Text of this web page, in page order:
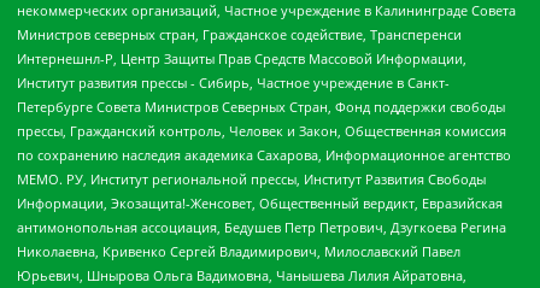
некоммерческих организаций, Частное учреждение в Калининграде Совета
Министров северных стран, Гражданское содействие, Трансперенси
Интернешнл-Р, Центр Защиты Прав Средств Массовой Информации,
Институт развития прессы - Сибирь, Частное учреждение в Санкт-
Петербурге Совета Министров Северных Стран, Фонд поддержки свободы
прессы, Гражданский контроль, Человек и Закон, Общественная комиссия
по сохранению наследия академика Сахарова, Информационное агентство
МЕМО. РУ, Институт региональной прессы, Институт Развития Свободы
Информации, Экозащита!-Женсовет, Общественный вердикт, Евразийская
антимонопольная ассоциация, Бедушев Петр Петрович, Дзугкоева Регина
Николаевна, Кривенко Сергей Владимирович, Милославский Павел
Юрьевич, Шнырова Ольга Вадимовна, Чанышева Лилия Айратовна,